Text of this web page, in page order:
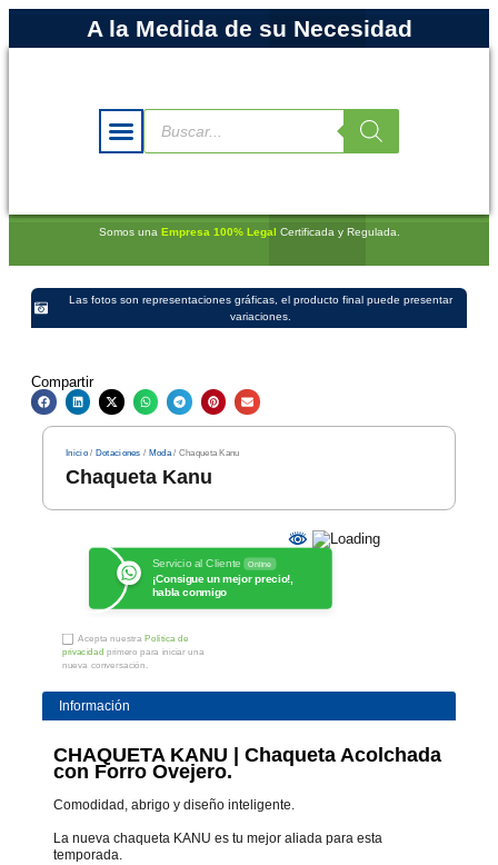
A la Medida de su Necesidad
Somos una Empresa 100% Legal Certificada y Regulada.
Las fotos son representaciones gráficas, el producto final puede presentar
variaciones.
Compartir
Inicio/ Dotaciones / Moda/ Chaqueta Kanu
Chaqueta Kanu
Servicio al Cliente Online
¡Consigue un mejor precio!,
habla conmigo
Acepta nuestraPolítica de
privacidad primero para iniciar una
nueva conversación.
Información
CHAQUETA KANU | Chaqueta Acolchada
con Forro Ovejero.
Comodidad, abrigo y diseño inteligente.
La nueva chaqueta KANU es tu mejor aliada para esta
temporada.